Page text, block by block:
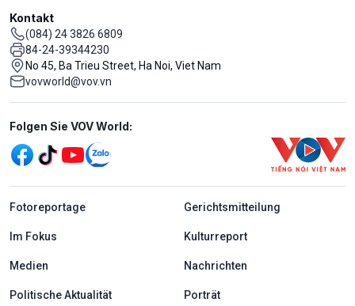
Kontakt
(084) 24 3826 6809
84-24-39344230
No 45, Ba Trieu Street, Ha Noi, Viet Nam
vovworld@vov.vn
Mạng xã hội
Folgen Sie VOV World:
menu footer tiếng Đức
Fotoreportage Gerichtsmitteilung
Im Fokus Kulturreport
Medien Nachrichten
Politische Aktualität Porträt